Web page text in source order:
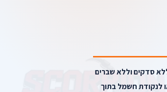
סדקים וללא שברים
לנקודת חשמל בתוך